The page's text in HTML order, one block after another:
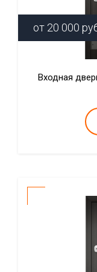
от 20 000
Входная